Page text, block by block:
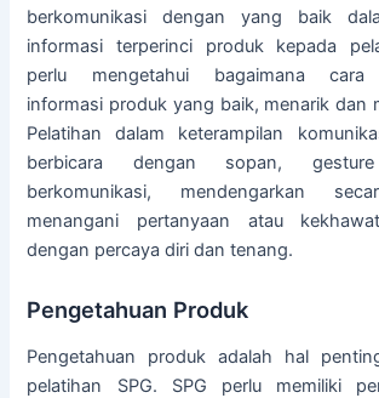
berkomunikasi dengan yang baik
informasi terperinci produk kepada
perlu mengetahui bagaimana cara
informasi produk yang baik, menarik dan
Pelatihan dalam keterampilan
berbicara dengan sopan,
berkomunikasi, mendengarkan
menangani pertanyaan atau
dengan percaya diri dan tenang.
Pengetahuan Produk
Pengetahuan produk adalah hal
pelatihan SPG. SPG perlu memiliki